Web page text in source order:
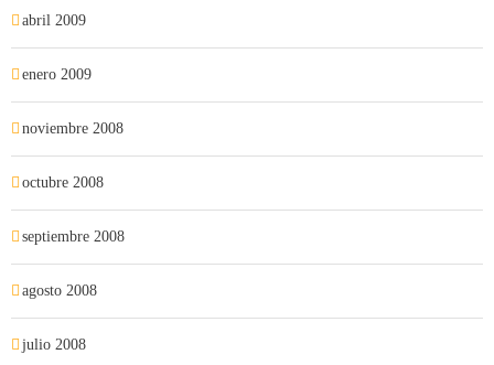
abril 2009
enero 2009
noviembre 2008
octubre 2008
septiembre 2008
agosto 2008
julio 2008